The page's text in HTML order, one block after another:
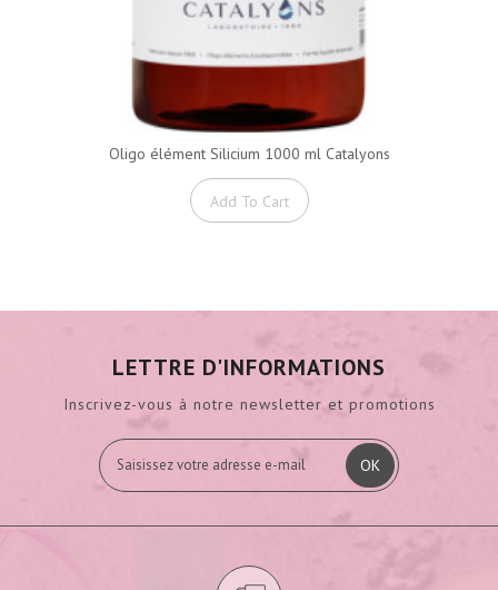
Oligo élément Silicium 1000 ml Catalyons
Add To Cart
LETTRE D'INFORMATIONS
Inscrivez-vous à notre newsletter et promotions
OK